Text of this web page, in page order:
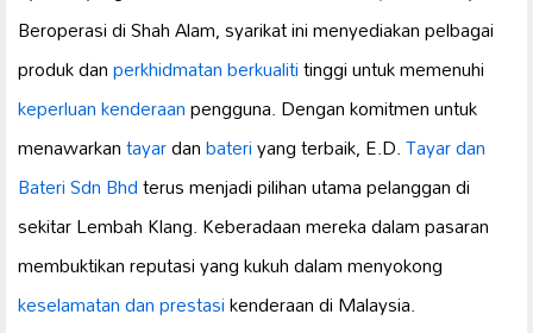
Beroperasi di Shah Alam, syarikat ini menyediakan pelbagai
produk danperkhidmatan berkualititinggi untuk memenuhi
keperluan kenderaanpengguna. Dengan komitmen untuk
menawarkantayardanbateriyang terbaik, E.D.Tayar dan
Bateri Sdn Bhdterus menjadi pilihan utama pelanggan di
sekitar Lembah Klang. Keberadaan mereka dalam pasaran
membuktikan reputasi yang kukuh dalam menyokong
keselamatan dan prestasikenderaan di Malaysia.